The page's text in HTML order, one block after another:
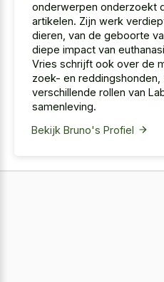
onderwerpen onderzoekt
artikelen. Zijn werk
dieren, van de geboorte
diepe impact van
Vries schrijft ook over de
zoek- en reddingshonden,
verschillende rollen van
samenleving.
Bekijk Bruno's Profiel